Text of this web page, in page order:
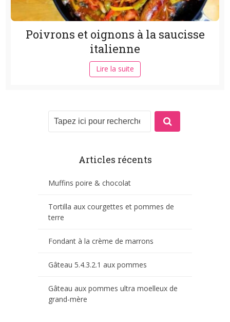
Poivrons et oignons à la saucisse
italienne
Lire la suite
Articles récents
Muffins poire & chocolat
Tortilla aux courgettes et pommes de
terre
Fondant à la crème de marrons
Gâteau 5.4.3.2.1 aux pommes
Gâteau aux pommes ultra moelleux de
grand-mère